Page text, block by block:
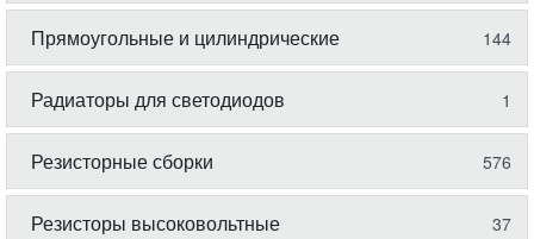
Прямоугольные и цилиндрические 144
Радиаторы для светодиодов 1
Резисторные сборки 576
Резисторы высоковольтные 37